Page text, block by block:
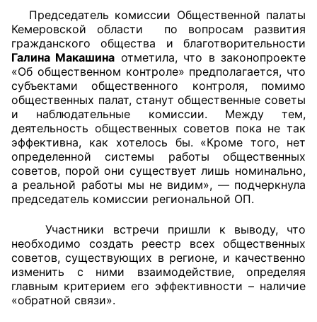
Главная
Общественные советы
Общественные советы при территориальных
органах федеральных органов
исполнительной власти
Общественные советы по проведению
независимой оценки качества условий
оказания услуг
Структура Палаты
Комиссии
Экспертный совет ОП КО
Председатель комиссии Общественной палаты
Кемеровской области по вопросам развития
гражданского общества и благотворительности
Галина Макашина отметила, что в законопроекте
«Об общественном контроле» предполагается, что
субъектами общественного контроля, помимо
общественных палат, станут общественные советы
и наблюдательные комиссии. Между тем,
деятельность общественных советов пока не так
эффективна, как хотелось бы. «Кроме того, нет
определенной системы работы общественных
советов, порой они существует лишь номинально,
а реальной работы мы не видим», — подчеркнула
председатель комиссии региональной ОП.
Участники встречи пришли к выводу, что
необходимо создать реестр всех общественных
советов, существующих в регионе, и качественно
изменить с ними взаимодействие, определяя
главным критерием его эффективности – наличие
«обратной связи».